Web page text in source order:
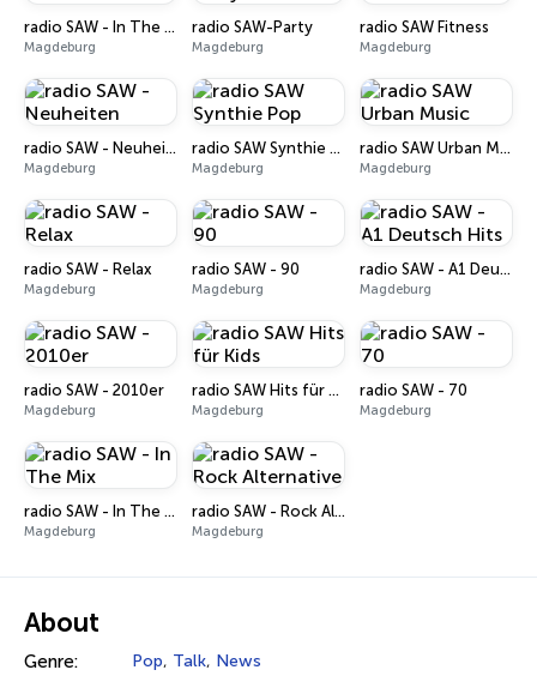
radio SAW - In The Mix 90er
Magdeburg
radio SAW-Party
Magdeburg
radio SAW Fitness
Magdeburg
radio SAW - Neuheiten
Magdeburg
radio SAW Synthie Pop
Magdeburg
radio SAW Urban Music
Magdeburg
radio SAW - Relax
Magdeburg
radio SAW - 90
Magdeburg
radio SAW - A1 Deutsch Hits
Magdeburg
radio SAW - 2010er
Magdeburg
radio SAW Hits für Kids
Magdeburg
radio SAW - 70
Magdeburg
radio SAW - In The Mix
Magdeburg
radio SAW - Rock Alternative
Magdeburg
About
Genre: Pop, Talk, News